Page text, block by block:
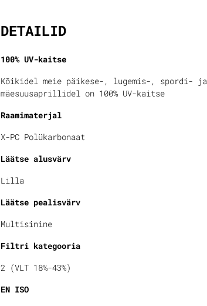
DETAILID
100% UV-kaitse
Kõikidel meie päikese-, lugemis-, spordi- ja
mäesuusaprillidel on 100% UV-kaitse
Raamimaterjal
X-PC Polükarbonaat
Läätse alusvärv
Lilla
Läätse pealisvärv
Multisinine
Filtri kategooria
2 (VLT 18%-43%)
EN ISO